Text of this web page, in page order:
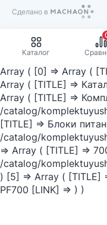
Сделано в
Machaon
Каталог
Array ( [0] => Array (
Array ( [TITLE] =>
Array ( [TITLE] =>
/catalog/
[TITLE] => Блоки
/catalog/
=> Array ( [TITLE] =>
/catalog/
) [5] => Array ( [TITLE]
PF700 [LINK] => ) )